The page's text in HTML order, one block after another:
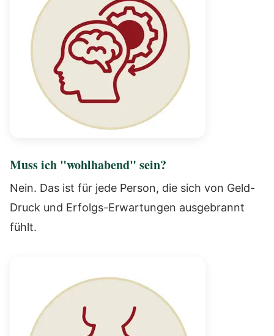
Muss ich "wohlhabend" sein?
Nein. Das ist für jede Person, die sich von Geld-
Druck und Erfolgs-Erwartungen ausgebrannt
fühlt.